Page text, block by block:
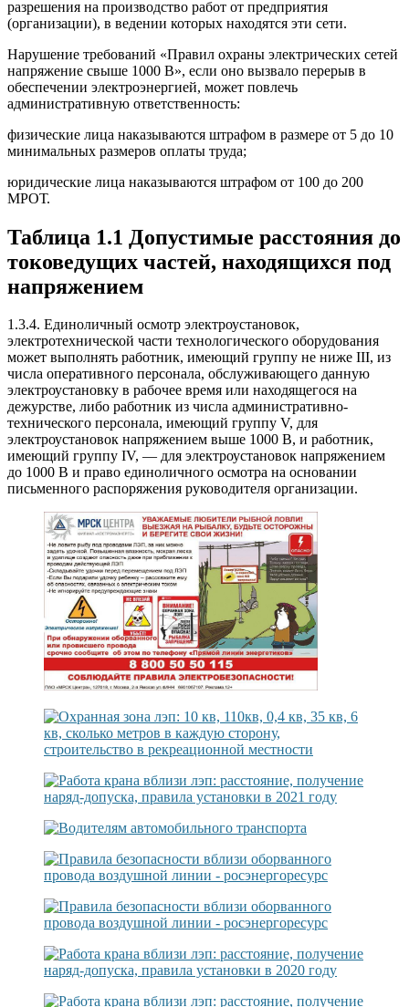
разрешения на производство работ от предприятия
(организации), в ведении которых находятся эти сети.
Нарушение требований «Правил охраны электрических сетей
напряжение свыше 1000 В», если оно вызвало перерыв в
обеспечении электроэнергией, может повлечь
административную ответственность:
физические лица наказываются штрафом в размере от 5 до 10
минимальных размеров оплаты труда;
юридические лица наказываются штрафом от 100 до 200
МРОТ.
Таблица 1.1 Допустимые расстояния до
токоведущих частей, находящихся под
напряжением
1.3.4. Единоличный осмотр электроустановок,
электротехнической части технологического оборудования
может выполнять работник, имеющий группу не ниже III, из
числа оперативного персонала, обслуживающего данную
электроустановку в рабочее время или находящегося на
дежурстве, либо работник из числа административно-
технического персонала, имеющий группу V, для
электроустановок напряжением выше 1000 В, и работник,
имеющий группу IV, — для электроустановок напряжением
до 1000 В и право единоличного осмотра на основании
письменного распоряжения руководителя организации.